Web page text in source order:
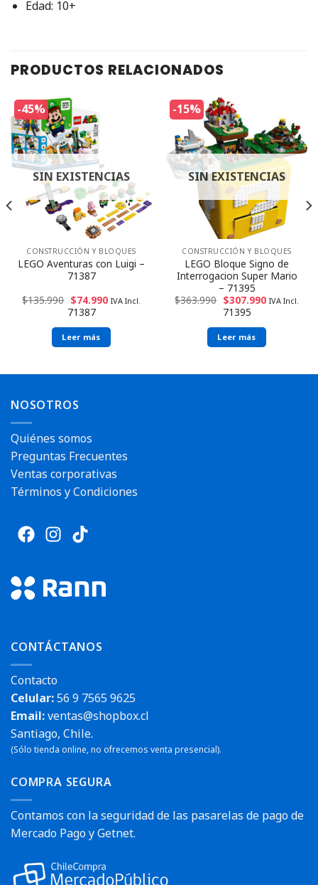
Edad: 10+
PRODUCTOS RELACIONADOS
-45%
Envío rápido
SIN EXISTENCIAS
CONSTRUCCIÓN Y BLOQUES
LEGO Aventuras con Luigi –
71387
$135.990 $74.990 IVA Incl.
71387
Leer más
-15%
Envío rápido
SIN EXISTENCIAS
CONSTRUCCIÓN Y BLOQUES
LEGO Bloque Signo de
Interrogacion Super Mario
– 71395
$363.990 $307.990 IVA Incl.
71395
Leer más
NOSOTROS
Quiénes somos
Preguntas Frecuentes
Ventas corporativas
Términos y Condiciones
CONTÁCTANOS
Contacto
Celular:56 9 7565 9625
Email:ventas@shopbox.cl
Santiago, Chile.
(Sólo tienda online, no ofrecemos venta presencial).
COMPRA SEGURA
Contamos con la seguridad de las pasarelas de pago de
Mercado Pago y Getnet.